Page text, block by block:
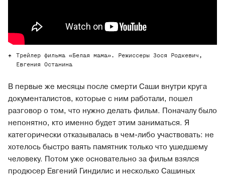
Трейлер фильма «Белая мама». Режиссеры Зося Родкевич,
Евгения Останина
В первые же месяцы после смерти Саши внутри круга
документалистов, которые с ним работали, пошел
разговор о том, что нужно делать фильм. Поначалу было
непонятно, кто именно будет этим заниматься. Я
категорически отказывалась в чем-либо участвовать: не
хотелось быстро ваять памятник только что ушедшему
человеку. Потом уже основательно за фильм взялся
продюсер Евгений Гиндилис и несколько Сашиных